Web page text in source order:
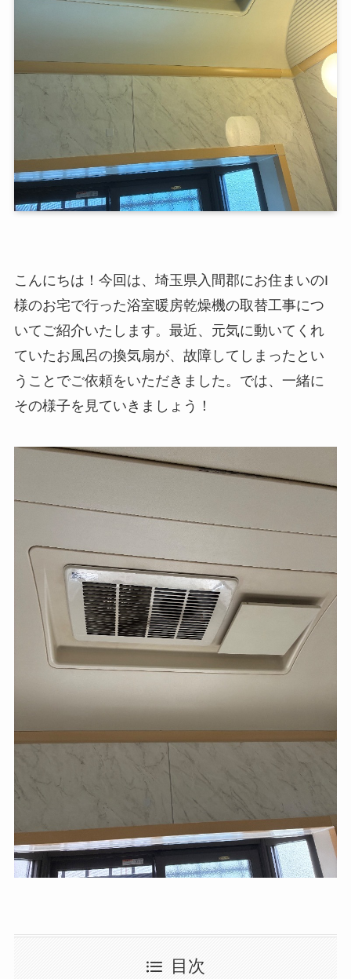
こんにちは！今回は、埼玉県入間郡にお住まいのI
様のお宅で行った浴室暖房乾燥機の取替工事につ
いてご紹介いたします。最近、元気に動いてくれ
ていたお風呂の換気扇が、故障してしまったとい
うことでご依頼をいただきました。では、一緒に
その様子を見ていきましょう！
目次